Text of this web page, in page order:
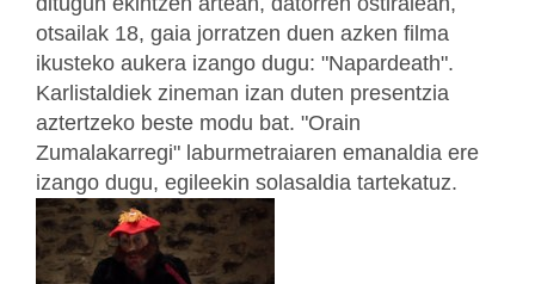
otsailak 18, gaia jorratzen duen azken filma
ikusteko aukera izango dugu: "Napardeath".
Karlistaldiek zineman izan duten presentzia
aztertzeko beste modu bat. "Orain
Zumalakarregi" laburmetraiaren emanaldia ere
izango dugu, egileekin solasaldia tartekatuz.